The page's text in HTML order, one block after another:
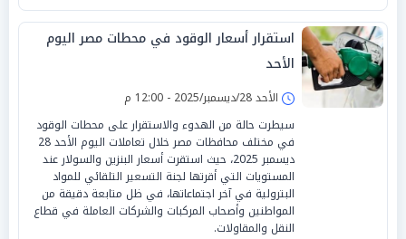
استقرار أسعار الوقود في محطات مصر اليوم
الأحد
الأحد 28/ديسمبر/2025 - 12:00 م
سيطرت حالة من الهدوء والاستقرار على محطات الوقود
في مختلف محافظات مصر خلال تعاملات اليوم الأحد 28
ديسمبر 2025، حيث استقرت أسعار البنزين والسولار عند
المستويات التي أقرتها لجنة التسعير التلقائي للمواد
البترولية في آخر اجتماعاتها، في ظل متابعة دقيقة من
المواطنين وأصحاب المركبات والشركات العاملة في قطاع
النقل والمقاولات.